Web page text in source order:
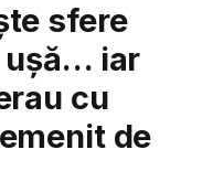
sfere
ușă… iar
cu
de